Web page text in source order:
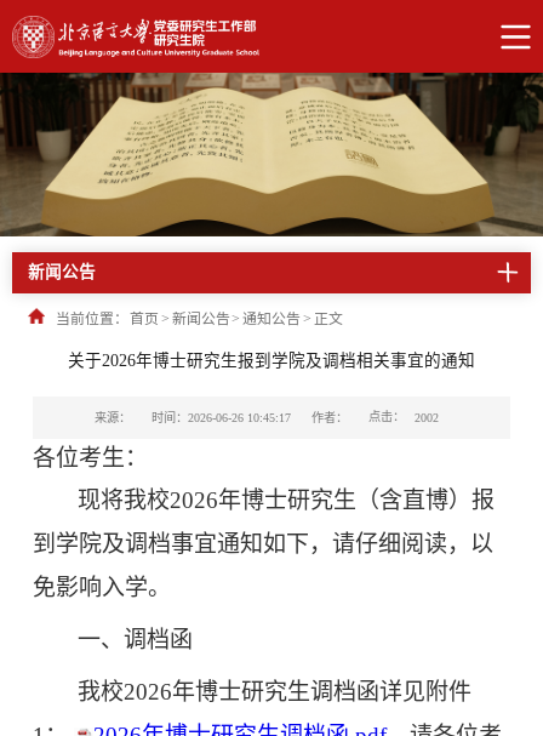
新闻公告
当前位置： 首页 > 新闻公告> 通知公告 > 正文
关于2026年博士研究生报到学院及调档相关事宜的通知
来源： 时间：2026-06-26 10:45:17 作者： 点击： 2002
各位考生：
现将我校2026年博士研究生（含直博）报
到学院及调档事宜通知如下，请仔细阅读，以
免影响入学。
一、调档函
我校2026年博士研究生调档函详见附件